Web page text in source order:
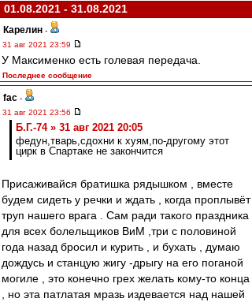
01.08.2021 - 31.08.2021
Карелин -
31 авг 2021 23:59
У Максименко есть голевая передача.
Последнее сообщение
fac -
31 авг 2021 23:56
Б.Г.-74 » 31 авг 2021 20:05
федун,тварь,сдохни к хуям,по-другому этот
цирк в Спартаке не закончится
Присаживайся братишка рядышком , вместе
будем сидеть у речки и ждать , когда проплывёт
труп нашего врага . Сам ради такого праздника
для всех болельщиков ВиМ ,три с половиной
года назад бросил и курить , и бухать , думаю
дождусь и станцую жигу -дрыгу на его поганой
могиле , это конечно грех желать кому-то конца
, но эта патлатая мразь издевается над нашей